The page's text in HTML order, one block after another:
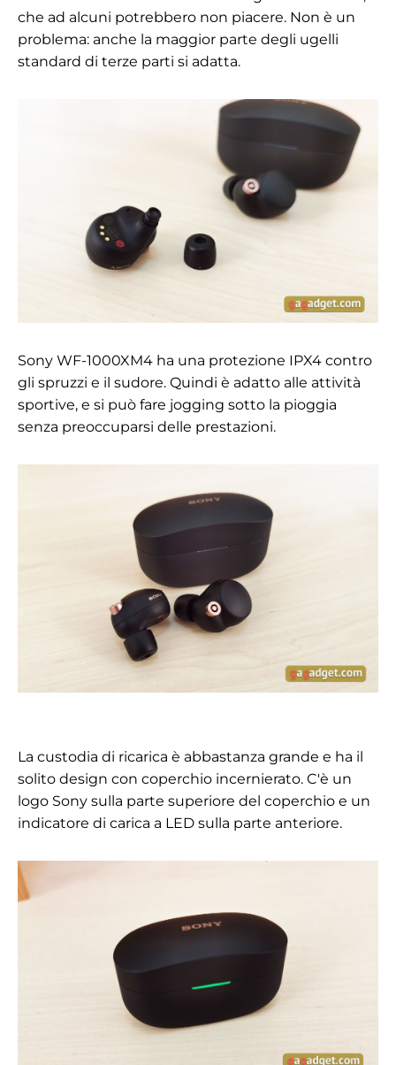
che ad alcuni potrebbero non piacere. Non è un
problema: anche la maggior parte degli ugelli
standard di terze parti si adatta.
Sony WF-1000XM4 ha una protezione IPX4 contro
gli spruzzi e il sudore. Quindi è adatto alle attività
sportive, e si può fare jogging sotto la pioggia
senza preoccuparsi delle prestazioni.
La custodia di ricarica è abbastanza grande e ha il
solito design con coperchio incernierato. C'è un
logo Sony sulla parte superiore del coperchio e un
indicatore di carica a LED sulla parte anteriore.